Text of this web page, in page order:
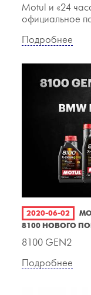
Motul и «24
официальное
Подробнее
2020-06-02
8100 НОВОГО
8100 GEN2
Подробнее